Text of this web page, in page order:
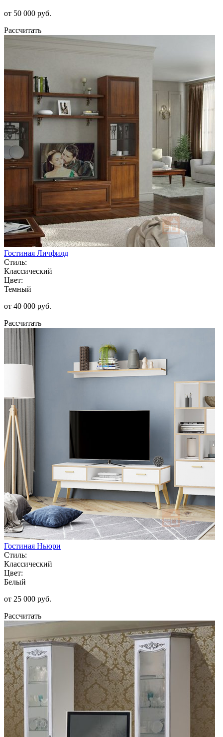
от 50 000 руб.
Рассчитать
Гостиная Личфилд
Стиль:
Классический
Цвет:
Темный
от 40 000 руб.
Рассчитать
Гостиная Ньюри
Стиль:
Классический
Цвет:
Белый
от 25 000 руб.
Рассчитать